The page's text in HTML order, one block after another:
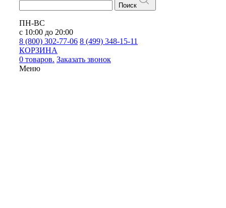
Поиск
ПН-ВС
с 10:00 до 20:00
8 (800) 302-77-06 8 (499) 348-15-11
КОРЗИНА
0 товаров. Заказать звонок
Меню